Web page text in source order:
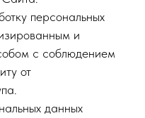
персональных
и
с соблюдением
от
данных